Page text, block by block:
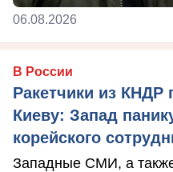
06.08.2026
В России
Ракетчики из КНДР
Киеву: Запад
корейского
Западные СМИ, а